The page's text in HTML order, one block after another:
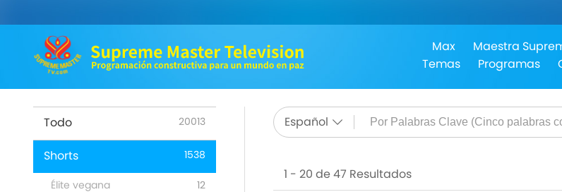
Max Maestra
Temas
Programas
Todo 20013
Shorts 1538
Élite vegana
12
Español
1 - 20 de 47 Resultados